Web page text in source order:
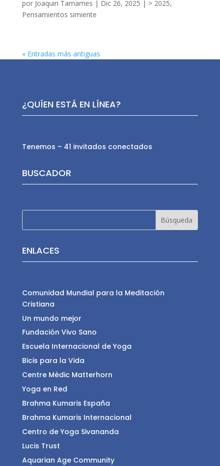
por Joaquin Tamames | Dic 26, 2025 | > 2025,
Pensamientos simiente
« Entradas más antiguas
¿QUÍEN ESTÁ EN LÍNEA?
Tenemos – 41 invitados conectados
BUSCADOR
ENLACES
Comunidad Mundial para la Meditación
Cristiana
Un mundo mejor
Fundación Vivo Sano
Escuela Internacional de Yoga
Bicis para la Vida
Centre Mèdic Matterhorn
Yoga en Red
Brahma Kumaris España
Brahma Kumaris Internacional
Centro de Yoga Sivananda
Lucis Trust
Aquarian Age Community